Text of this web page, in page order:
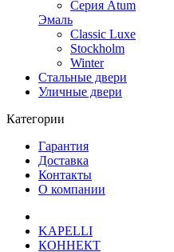
Серия Atum
Эмаль
Classic Luxe
Stockholm
Winter
Стальные двери
Уличные двери
Категории
Гарантия
Доставка
Контакты
О компании
KAPELLI
КОННЕКТ